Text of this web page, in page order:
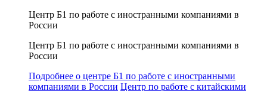
Центр Б1 по работе с иностранными компаниями в
России
Центр Б1 по работе с иностранными компаниями в
России
Подробнее о центре Б1 по работе с иностранными
компаниями в России Центр по работе с китайскими